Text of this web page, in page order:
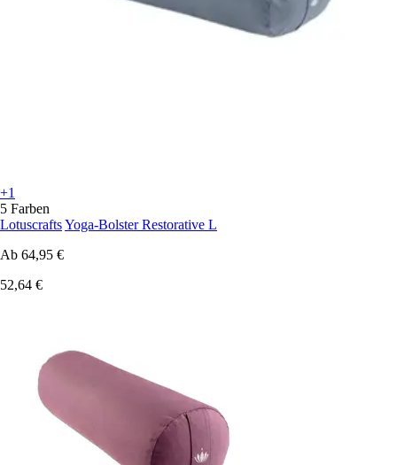
+1
5 Farben
LotuscraftsYoga-Bolster Restorative L
Ab 64,95 €
52,64 €